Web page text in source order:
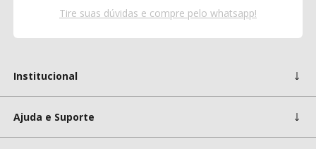
Tire suas dúvidas e compre pelo whatsapp!
Institucional
Ajuda e Suporte